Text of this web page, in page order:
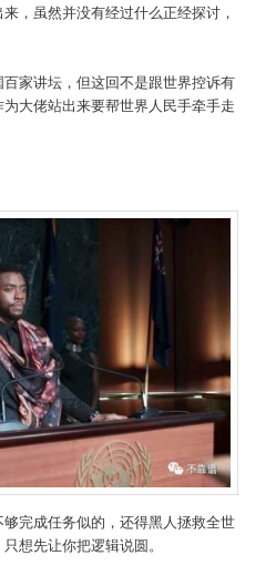
，虽然并没有经过什么正经探讨，
家讲坛，但这回不是跟世界控诉有
大佬站出来要帮世界人民手牵手走
完成任务似的，还得黑人拯救全世
想先让你把逻辑说圆。